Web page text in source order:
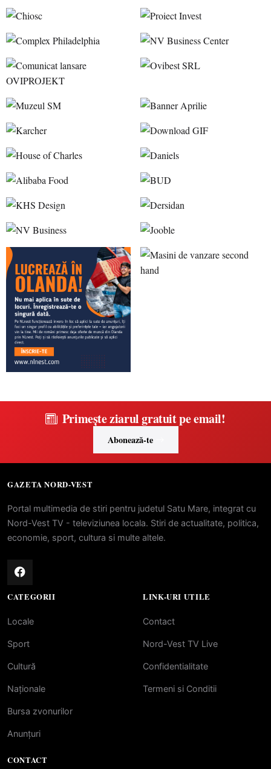
Primește ziarul gratuit pe email!
Abonează-te
GAZETA NORD-VEST
Portal multimedia de stiri pentru judetul Satu Mare, integrat cu
Nord-Vest TV - televiziunea locala. Stiri de actualitate, politica,
economie, sport, cultura si multe altele.
CATEGORII
Locale
Sport
Cultură
Naționale
Bursa zvonurilor
Anunțuri
LINK-URI UTILE
Contact
Nord-Vest TV Live
Confidentialitate
Termeni si Conditii
CONTACT